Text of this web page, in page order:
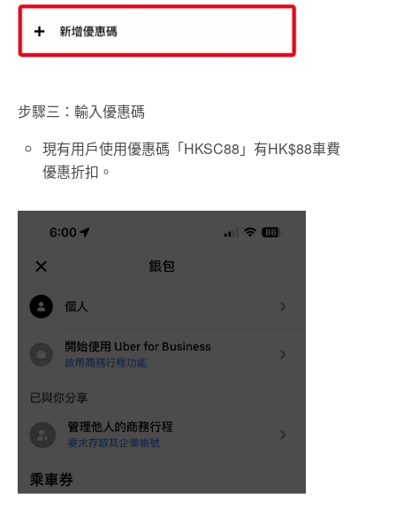
步驟三：輸入優惠碼
現有用戶使用優惠碼「HKSC88」有HK$88車費
優惠折扣。